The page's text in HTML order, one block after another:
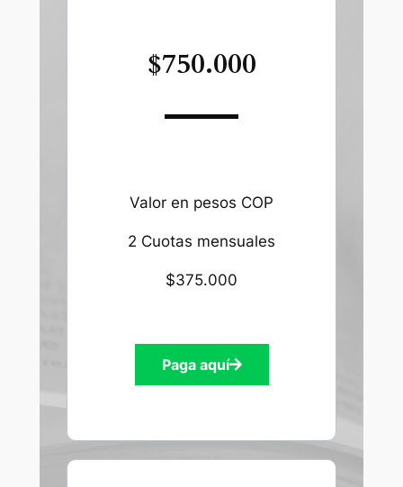
$750.000
Valor en pesos COP
2 Cuotas mensuales
$375.000
Paga aquí